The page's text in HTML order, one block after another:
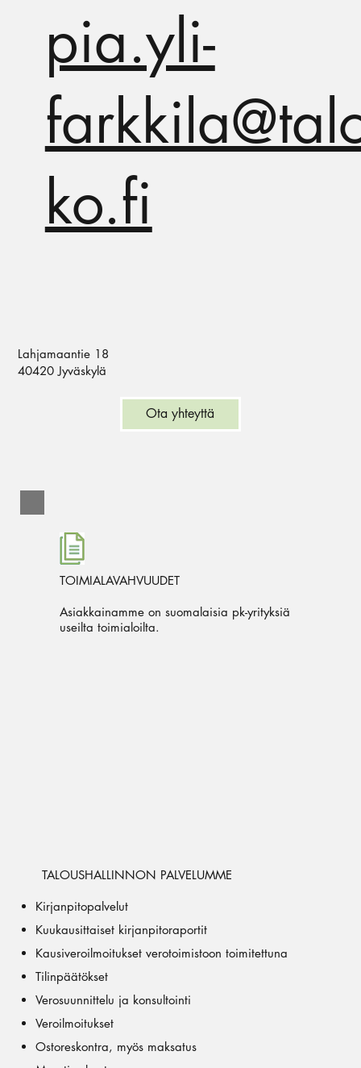
TOIMIALAVAHVUUDET
Asiakkainamme on suomalaisia pk-yrityksiä
useilta toimialoilta.
TALOUSHALLINNON PALVELUMME
Kirjanpitopalvelut
Kuukausittaiset kirjanpitoraportit
Kausiveroilmoitukset verotoimistoon toimitettuna
Tilinpäätökset
Verosuunnittelu ja konsultointi
Veroilmoitukset
Ostoreskontra, myös maksatus
pia.yli-
ko.fi
Lahjamaantie 18
40420 Jyväskylä
Ota yhteyttä